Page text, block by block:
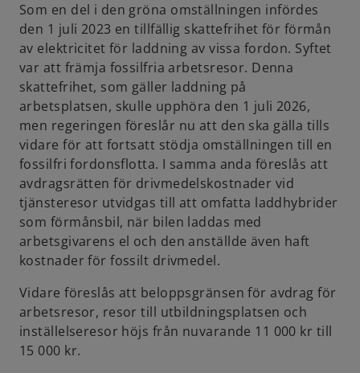
Som en del i den gröna omställningen infördes
den 1 juli 2023 en tillfällig skattefrihet för förmån
av elektricitet för laddning av vissa fordon. Syftet
var att främja fossilfria arbetsresor. Denna
skattefrihet, som gäller laddning på
arbetsplatsen, skulle upphöra den 1 juli 2026,
men regeringen föreslår nu att den ska gälla tills
vidare för att fortsatt stödja omställningen till en
fossilfri fordonsflotta. I samma anda föreslås att
avdragsrätten för drivmedelskostnader vid
tjänsteresor utvidgas till att omfatta laddhybrider
som förmånsbil, när bilen laddas med
arbetsgivarens el och den anställde även haft
kostnader för fossilt drivmedel.
Vidare föreslås att beloppsgränsen för avdrag för
arbetsresor, resor till utbildningsplatsen och
inställelseresor höjs från nuvarande 11 000 kr till
15 000 kr.